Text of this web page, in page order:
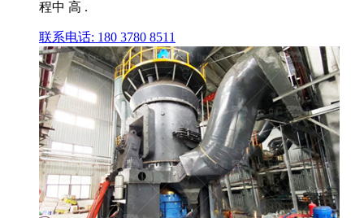
程中 高 .
联系电话: 180 3780 8511